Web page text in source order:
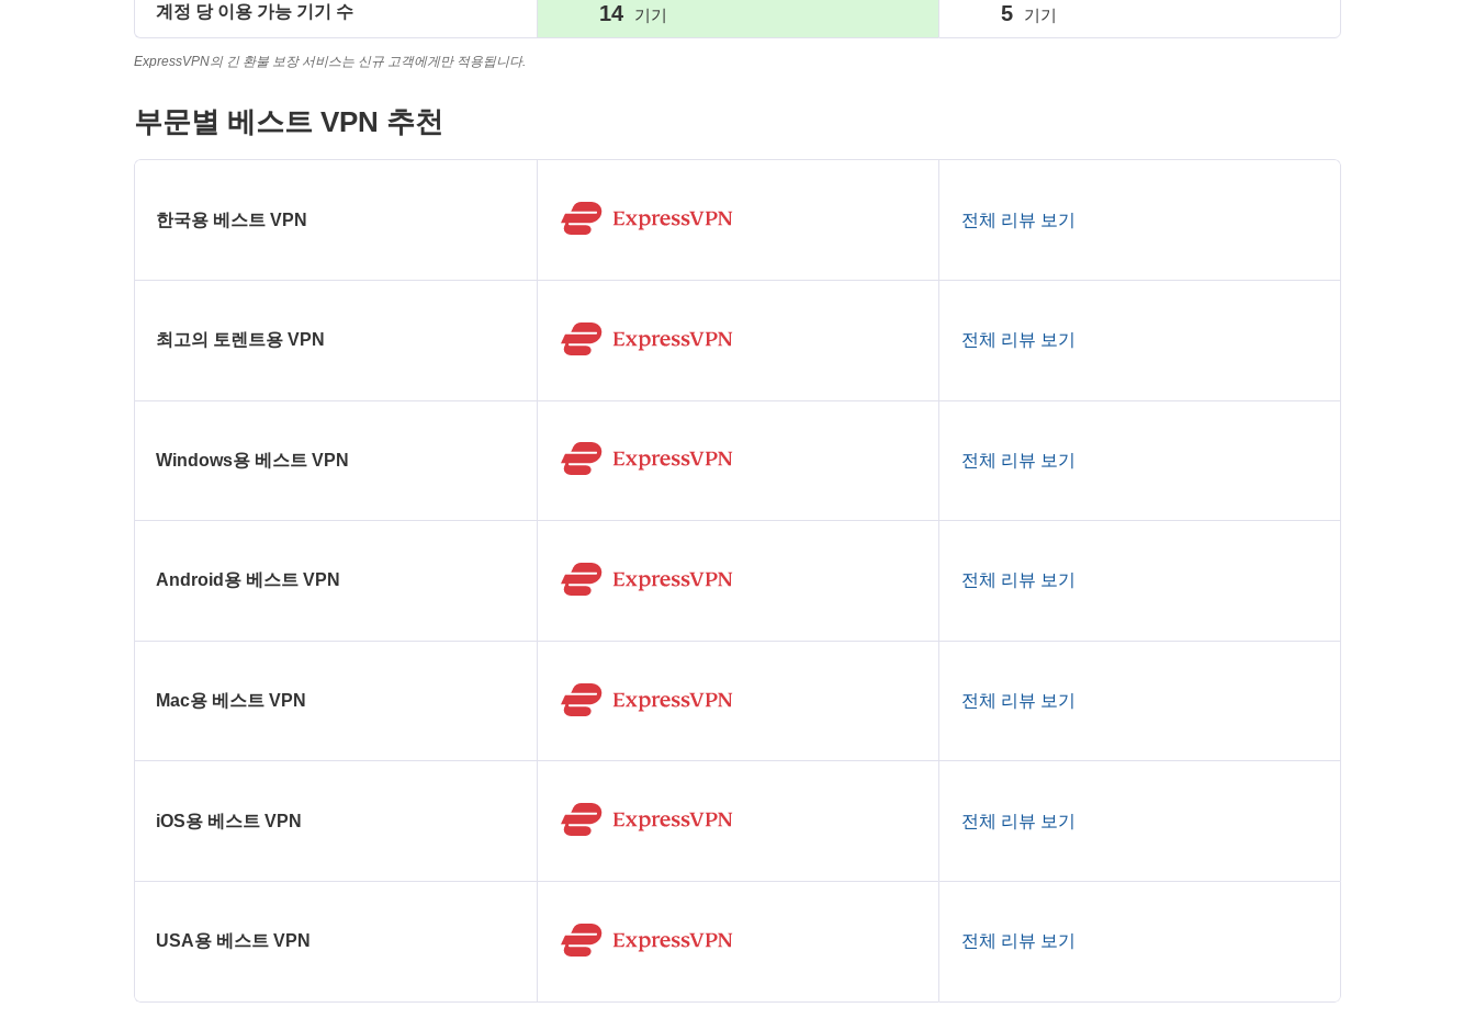
계정 당 이용 가능 기기 수 14 기기 5 기기
ExpressVPN의 긴 환불 보장 서비스는 신규 고객에게만 적용됩니다.
부문별 베스트 VPN 추천
한국용 베스트 VPN 전체 리뷰 보기
최고의 토렌트용 VPN 전체 리뷰 보기
Windows용 베스트 VPN 전체 리뷰 보기
Android용 베스트 VPN 전체 리뷰 보기
Mac용 베스트 VPN 전체 리뷰 보기
iOS용 베스트 VPN 전체 리뷰 보기
USA용 베스트 VPN 전체 리뷰 보기